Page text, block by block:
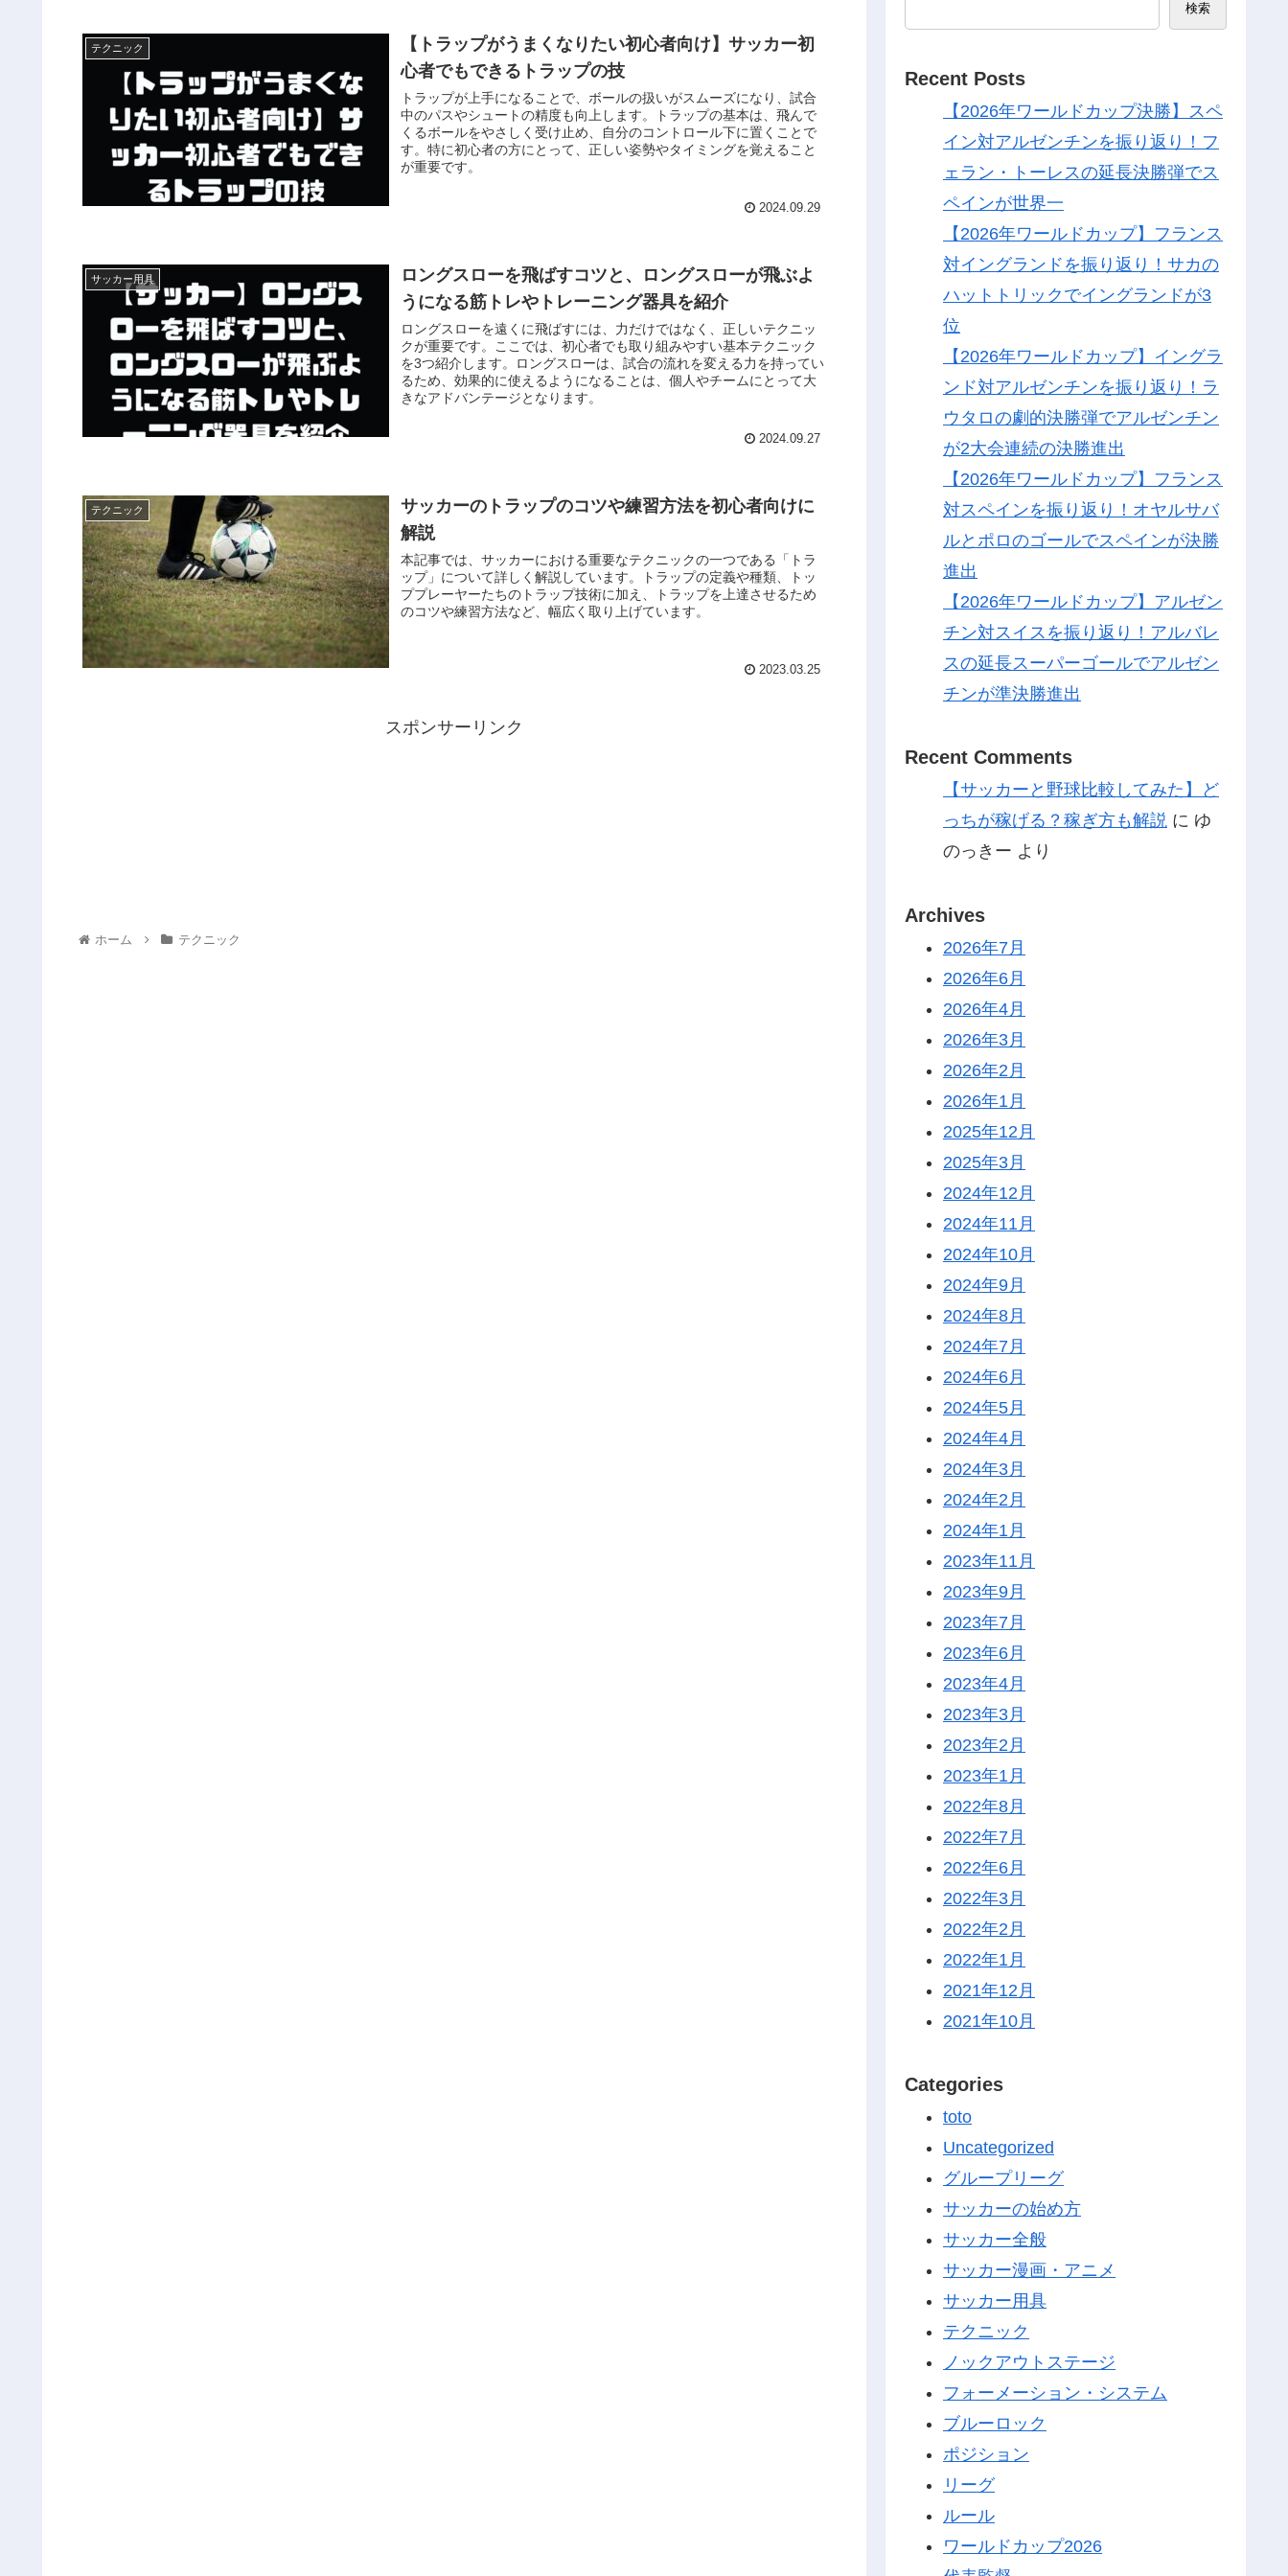
テクニック
【トラップがうまくなりたい初心者向け】サッカー初
心者でもできるトラップの技
トラップが上手になることで、ボールの扱いがスムーズになり、試合
中のパスやシュートの精度も向上します。トラップの基本は、飛んで
くるボールをやさしく受け止め、自分のコントロール下に置くことで
す。特に初心者の方にとって、正しい姿勢やタイミングを覚えること
が重要です。
2024.09.29
サッカー用具
ロングスローを飛ばすコツと、ロングスローが飛ぶよ
うになる筋トレやトレーニング器具を紹介
ロングスローを遠くに飛ばすには、力だけではなく、正しいテクニッ
クが重要です。ここでは、初心者でも取り組みやすい基本テクニック
を3つ紹介します。ロングスローは、試合の流れを変える力を持ってい
るため、効果的に使えるようになることは、個人やチームにとって大
きなアドバンテージとなります。
2024.09.27
テクニック
サッカーのトラップのコツや練習方法を初心者向けに
解説
本記事では、サッカーにおける重要なテクニックの一つである「トラ
ップ」について詳しく解説しています。トラップの定義や種類、トッ
ププレーヤーたちのトラップ技術に加え、トラップを上達させるため
のコツや練習方法など、幅広く取り上げています。
2023.03.25
スポンサーリンク
ホーム テクニック
検索
Recent Posts
【2026年ワールドカップ決勝】スペ
イン対アルゼンチンを振り返り！フ
ェラン・トーレスの延長決勝弾でス
ペインが世界一
【2026年ワールドカップ】フランス
対イングランドを振り返り！サカの
ハットトリックでイングランドが3
位
【2026年ワールドカップ】イングラ
ンド対アルゼンチンを振り返り！ラ
ウタロの劇的決勝弾でアルゼンチン
が2大会連続の決勝進出
【2026年ワールドカップ】フランス
対スペインを振り返り！オヤルサバ
ルとポロのゴールでスペインが決勝
進出
【2026年ワールドカップ】アルゼン
チン対スイスを振り返り！アルバレ
スの延長スーパーゴールでアルゼン
チンが準決勝進出
Recent Comments
【サッカーと野球比較してみた】ど
っちが稼げる？稼ぎ方も解説 に ゆ
のっきー より
Archives
2026年7月
2026年6月
2026年4月
2026年3月
2026年2月
2026年1月
2025年12月
2025年3月
2024年12月
2024年11月
2024年10月
2024年9月
2024年8月
2024年7月
2024年6月
2024年5月
2024年4月
2024年3月
2024年2月
2024年1月
2023年11月
2023年9月
2023年7月
2023年6月
2023年4月
2023年3月
2023年2月
2023年1月
2022年8月
2022年7月
2022年6月
2022年3月
2022年2月
2022年1月
2021年12月
2021年10月
Categories
toto
Uncategorized
グループリーグ
サッカーの始め方
サッカー全般
サッカー漫画・アニメ
サッカー用具
テクニック
ノックアウトステージ
フォーメーション・システム
ブルーロック
ポジション
リーグ
ルール
ワールドカップ2026